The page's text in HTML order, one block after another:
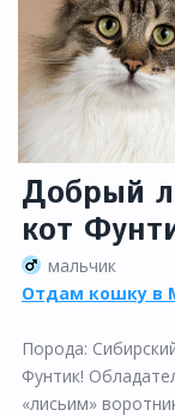
Добрый
кот
мальчик
Отдам кошку в
Порода:
Фунтик!
«лисьим»